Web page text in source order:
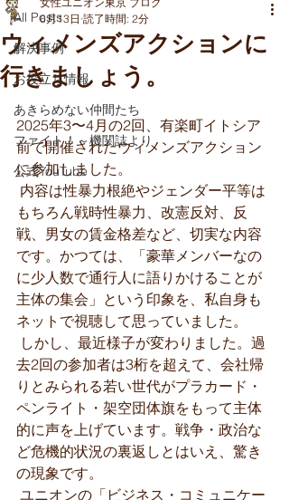
All Posts
解決事例
お役立ち情報
あきらめない仲間たち
ファイト！～機関誌より
公式YouTube
ウィメンズアクションに
行きましょう。
6月13日 読了時間: 2分
2025年3〜4月の2回、有楽町イトシア
前で開催されたウィメンズアクション
に参加しました。
もちろん戦時性暴力、改憲反対、反
戦、男女の賃金格差など、切実な内容
です。かつては、「豪華メンバーなの
に少人数で通行人に語りかけることが
主体の集会」という印象を、私自身も
ネットで視聴して思っていました。
去2回の参加者は3桁を超えて、会社帰
りとみられる若い世代がプラカード・
ペンライト・架空団体旗をもって主体
的に声を上げています。戦争・政治な
ど危機的状況の裏返しとはいえ、驚き
の現象です。